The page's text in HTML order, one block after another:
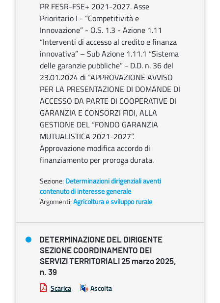
PR FESR-FSE+ 2021-2027. Asse
Prioritario I - “Competitività e
Innovazione” - O.S. 1.3 - Azione 1.11
“Interventi di accesso al credito e finanza
innovativa” – Sub Azione 1.11.1 “Sistema
delle garanzie pubbliche” - D.D. n. 36 del
23.01.2024 di “APPROVAZIONE AVVISO
PER LA PRESENTAZIONE DI DOMANDE DI
ACCESSO DA PARTE DI COOPERATIVE DI
GARANZIA E CONSORZI FIDI, ALLA
GESTIONE DEL “FONDO GARANZIA
MUTUALISTICA 2021-2027”.
Approvazione modifica accordo di
finanziamento per proroga durata.
Sezione: Determinazioni dirigenziali aventi
contenuto di interesse generale
Argomenti:Agricoltura e sviluppo rurale
DETERMINAZIONE DEL DIRIGENTE
SEZIONE COORDINAMENTO DEI
SERVIZI TERRITORIALI 25 marzo 2025,
n. 39
Scarica Ascolta